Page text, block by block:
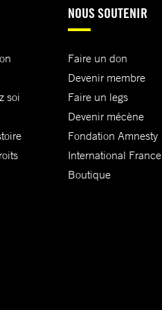
soi
NOUS SOUTENIR
Faire un don
Devenir membre
Faire un legs
Devenir mécène
Fondation Amnesty
International France
Boutique